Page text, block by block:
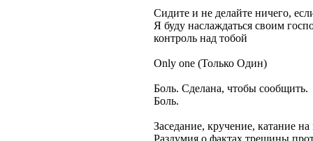
Сидите и не делайте ничего,
Я буду наслаждаться своим
контроль над тобой
Only one (Только Один)
Боль. Сделана, чтобы сообщить.
Боль.
Заседание, кручение, катание
Раздумия о фактах трещины